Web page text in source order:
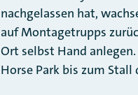
nachgelassen hat,
auf Montagetrupps
Ort selbst Hand
Horse Park bis zum Stall